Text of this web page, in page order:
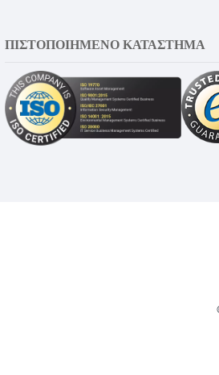
ΠΙΣΤΟΠΟΙΗΜΕΝΟ ΚΑΤΑΣΤΗΜΑ